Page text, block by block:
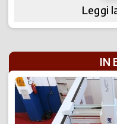
Leggi
IN